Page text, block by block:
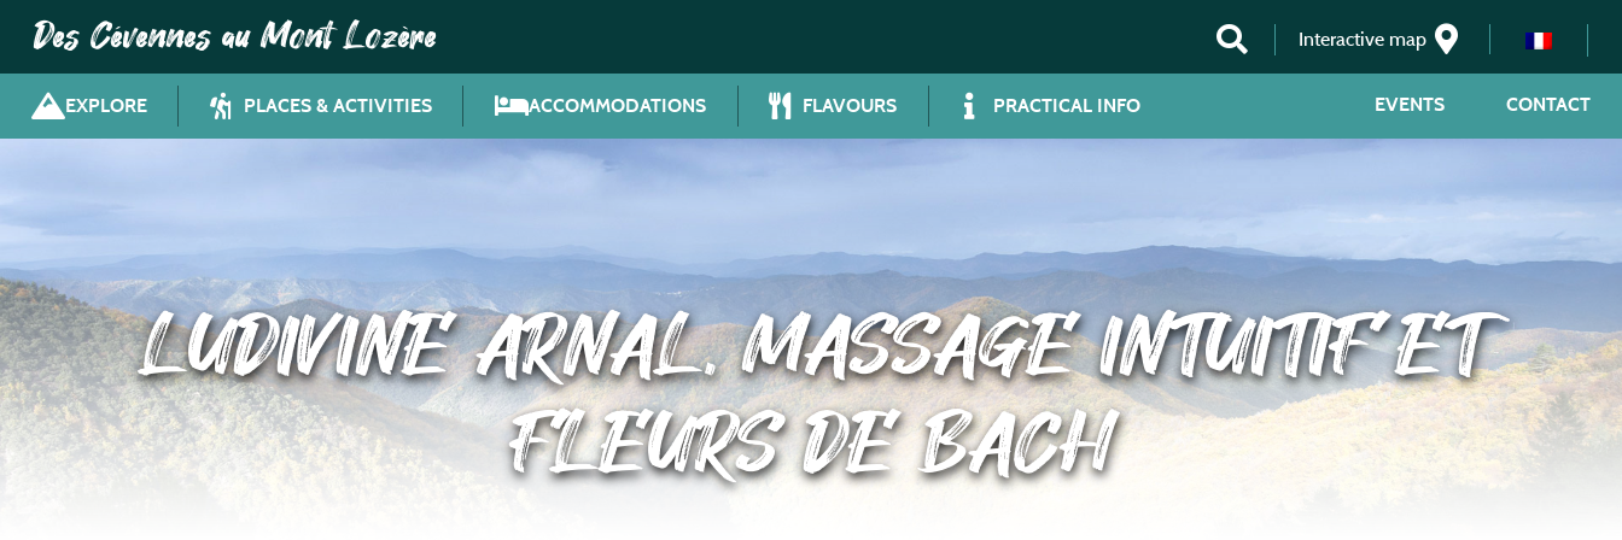
Des Cévennes au Mont Lozère Interactive map
EXPLORE PLACES & ACTIVITIES ACCOMMODATIONS FLAVOURS PRACTICAL INFO CONTACT
EVENTS
LUDIVINE ARNAL, MASSAGE INTUITIF ET
FLEURS DE BACH